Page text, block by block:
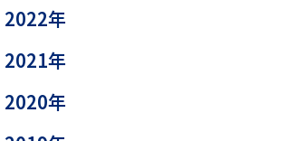
2022年
2021年
2020年